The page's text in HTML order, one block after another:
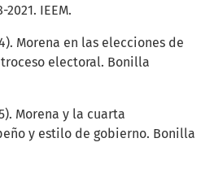
IEEM.
Morena en las elecciones de
electoral. Bonilla
Morena y la cuarta
y estilo de gobierno. Bonilla